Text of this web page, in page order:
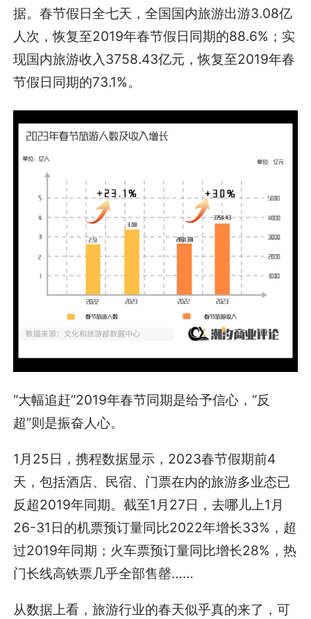
据。春节假日全七天，全国国内旅游出游3.08亿
人次，恢复至2019年春节假日同期的88.6%；实
现国内旅游收入3758.43亿元，恢复至2019年春
节假日同期的73.1%。
“大幅追赶”2019年春节同期是给予信心，“反
超”则是振奋人心。
1月25日，携程数据显示，2023春节假期前4
天，包括酒店、民宿、门票在内的旅游多业态已
反超2019年同期。截至1月27日，去哪儿上1月
26-31日的机票预订量同比2022年增长33%，超
过2019年同期；火车票预订量同比增长28%，热
门长线高铁票几乎全部售罄……
从数据上看，旅游行业的春天似乎真的来了，可